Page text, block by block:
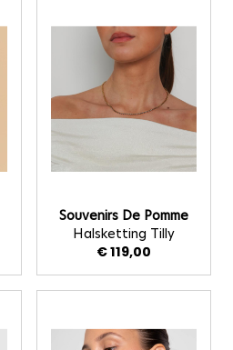
Souvenirs De Pomme
Halsketting Tilly
€ 119,00